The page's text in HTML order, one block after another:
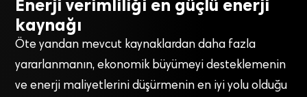
Enerji verimliliği en güçlü enerji
kaynağı
Öte yandan mevcut kaynaklardan daha fazla
yararlanmanın, ekonomik büyümeyi desteklemenin
ve enerji maliyetlerini düşürmenin en iyi yolu olduğu